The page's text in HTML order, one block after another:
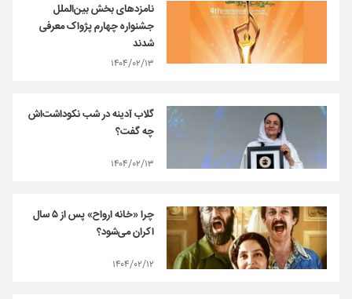
نامزدهای بخش بین‌الملل
جشنواره چهارم پژواک معرفی
شدند
۱۴۰۴/۰۲/۱۳
گلاب آدینه در شب نکوداشت‌اش
چه گفت؟
۱۴۰۴/۰۲/۱۳
چرا «خانه ارواح» پس از ۵ سال
اکران‌ می‌شود؟
۱۴۰۴/۰۲/۱۲